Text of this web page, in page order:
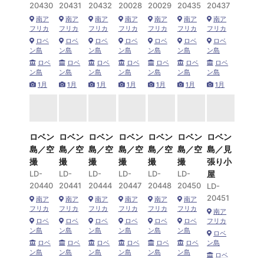
20430
南ア
フリカ
ロベ
ン島
ロベ
ン島
1月
20431
南ア
フリカ
ロベ
ン島
ロベ
ン島
1月
20432
南ア
フリカ
ロベ
ン島
ロベ
ン島
1月
20028
南ア
フリカ
ロベ
ン島
ロベ
ン島
1月
20029
南ア
フリカ
ロベ
ン島
ロベ
ン島
1月
20435
南ア
フリカ
ロベ
ン島
ロベ
ン島
1月
20437
南ア
フリカ
ロベ
ン島
ロベ
ン島
1月
ロベン
島／空
撮
LD-
20440
南ア
フリカ
ロベ
ン島
ロベ
ン島
ロベン
島／空
撮
LD-
20441
南ア
フリカ
ロベ
ン島
ロベ
ン島
ロベン
島／空
撮
LD-
20444
南ア
フリカ
ロベ
ン島
ロベ
ン島
ロベン
島／空
撮
LD-
20447
南ア
フリカ
ロベ
ン島
ロベ
ン島
ロベン
島／空
撮
LD-
20448
南ア
フリカ
ロベ
ン島
ロベ
ン島
ロベン
島／空
撮
LD-
20450
南ア
フリカ
ロベ
ン島
ロベ
ン島
ロベン
島／見
張り小
屋
LD-
20451
南ア
フリカ
ロベ
ン島
ロベ